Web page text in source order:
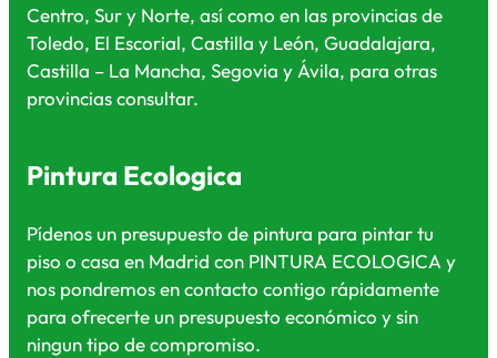
Centro, Sur y Norte, así como en las provincias de
Toledo, El Escorial, Castilla y León, Guadalajara,
Castilla – La Mancha, Segovia y Ávila, para otras
provincias consultar.
Pintura Ecologica
Pídenos un presupuesto de pintura para pintar tu
piso o casa en Madrid con PINTURA ECOLOGICA y
nos pondremos en contacto contigo rápidamente
para ofrecerte un presupuesto económico y sin
ningun tipo de compromiso.